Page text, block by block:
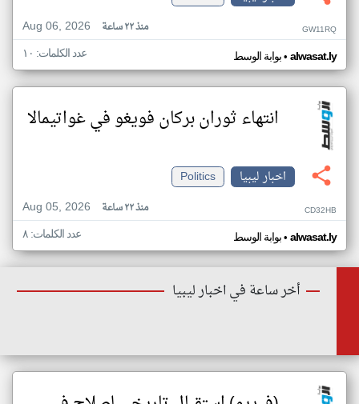
Aug 06, 2026
منذ ٢٢ ساعة GW11RQ
بوابة الوسط• alwasat.ly عدد الكلمات: ١٠
انتهاء ثوران بركان فويغو في غواتيمالا
اخبار ليبيا
Politics
Aug 05, 2026
منذ ٢٢ ساعة CD32HB
بوابة الوسط• alwasat.ly عدد الكلمات: ٨
أخر ساعة في اخبار ليبيا